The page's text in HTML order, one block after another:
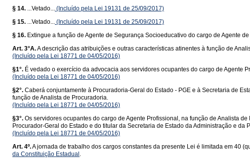
§ 14. ...Vetado... (Incluído pela Lei 19131 de 25/09/2017)
§ 15. ...Vetado... (Incluído pela Lei 19131 de 25/09/2017)
§ 16. Extingue a função de Agente de Segurança Socioeducativo do cargo de Agente
Art. 3°A.A descrição das atribuições e outras características atinentes à função de
(Incluído pela Lei 18771 de 04/05/2016)
§1°. É vedado o exercício da advocacia aos servidores ocupantes do cargo de Agente
(Incluído pela Lei 18771 de 04/05/2016)
§2°. Caberá conjuntamente à Procuradoria-Geral do Estado - PGE e à Secretaria de
função de Analista de Procuradoria.
(Incluído pela Lei 18771 de 04/05/2016)
§3°. Os servidores ocupantes do cargo de Agente Profissional, na função de Analista
Procurador-Geral do Estado e do titular da Secretaria de Estado da Administração e da
(Incluído pela Lei 18771 de 04/05/2016)
Art. 4º.A jornada de trabalho dos cargos constantes da presente Lei é limitada em 40
da Constituição Estadual .